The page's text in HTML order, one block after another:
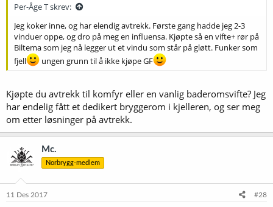
Per-Åge T skrev:
Jeg koker inne, og har elendig avtrekk. Første gang hadde jeg 2-3
vinduer oppe, og dro på meg en influensa. Kjøpte så en vifte+ rør på
Biltema som jeg nå legger ut et vindu som står på gløtt. Funker som
fjell
ungen grunn til å ikke kjøpe GF
Kjøpte du avtrekk til komfyr eller en vanlig baderomsvifte? Jeg
har endelig fått et dedikert bryggerom i kjelleren, og ser meg
om etter løsninger på avtrekk.
Mc.
Norbrygg-medlem
11 Des 2017 #28